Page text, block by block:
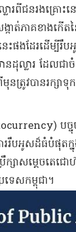
ារពីជនរងគ្រោ
ាត់ភាគខាងក
េះផងដែរដើម្
ានដុល្លារ ដែល
វបានរក្សាទុ
បច្ចុប្ប
រឹបអូសដ៏ធំបំផុតក្
សាសម្តេចតេជ
េសកម្ពុជា។